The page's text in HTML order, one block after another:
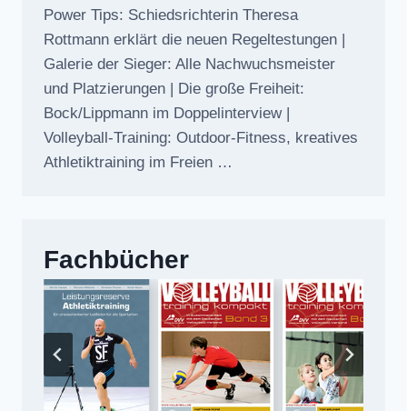
Power Tips: Schiedsrichterin Theresa
Rottmann erklärt die neuen Regeltestungen |
Galerie der Sieger: Alle Nachwuchsmeister
und Platzierungen | Die große Freiheit:
Bock/Lippmann im Doppelinterview |
Volleyball-Training: Outdoor-Fitness, kreatives
Athletiktraining im Freien …
Fachbücher